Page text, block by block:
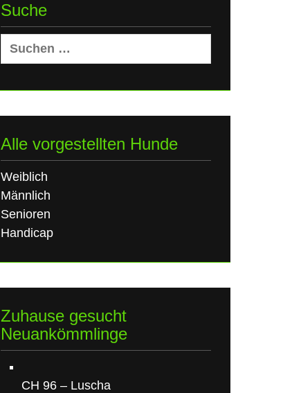
Suche
Suchen
nach:
Alle vorgestellten Hunde
Weiblich
Männlich
Senioren
Handicap
Zuhause gesucht
Neuankömmlinge
CH 96 – Luscha